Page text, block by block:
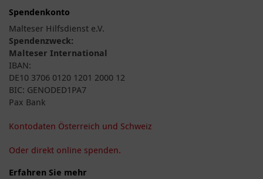
Spendenkonto
Malteser Hilfsdienst e.V.
Spendenzweck:
Malteser International
IBAN:
DE10 3706 0120 1201 2000 12
BIC: GENODED1PA7
Pax Bank
Kontodaten Österreich und Schweiz
Oder direkt online spenden.
Erfahren Sie mehr